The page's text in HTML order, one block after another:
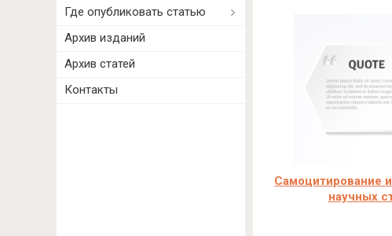
Самоцитирование
научных
Где опубликовать статью
Архив изданий
Архив статей
Контакты